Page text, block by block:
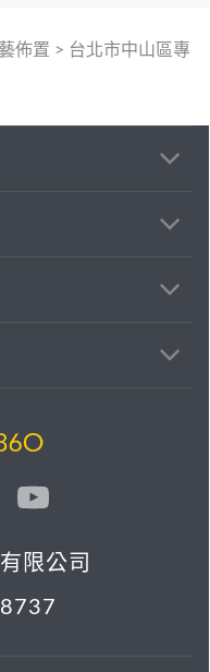
佈置 > 台北市中山區專
限公司